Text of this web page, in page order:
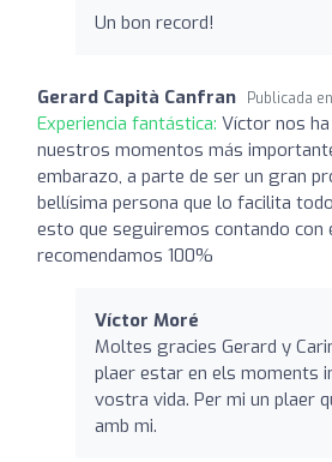
Un bon record!
Gerard Capità Canfran Publicada en
Experiencia fantástica: Víctor nos
nuestros momentos más
embarazo, a parte de ser un gran
bellísima persona que lo facilita
esto que seguiremos contando con
recomendamos 100%
Víctor Moré
Moltes gracies Gerard y
plaer estar en els moments
vostra vida. Per mi un plaer
amb mi.